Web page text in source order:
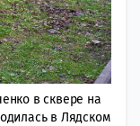
в сквере на
в Лядском